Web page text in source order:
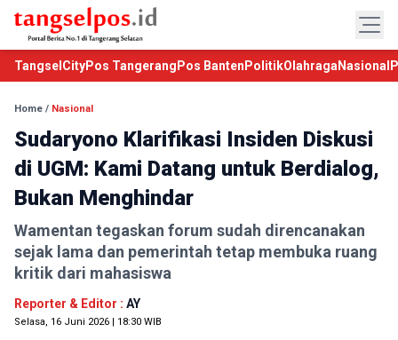
TangselCityPos Tangerang Pos Banten PolitikOlahraga Nasional
Home / Nasional
Sudaryono Klarifikasi Insiden Diskusi
di UGM: Kami Datang untuk Berdialog,
Bukan Menghindar
Wamentan tegaskan forum sudah direncanakan
sejak lama dan pemerintah tetap membuka ruang
kritik dari mahasiswa
Reporter & Editor : AY
Selasa, 16 Juni 2026 | 18:30 WIB